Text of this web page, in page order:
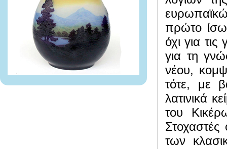
πρώτο
όχι για
για τη
νέου,
τότε, με
λατινικά
του
των